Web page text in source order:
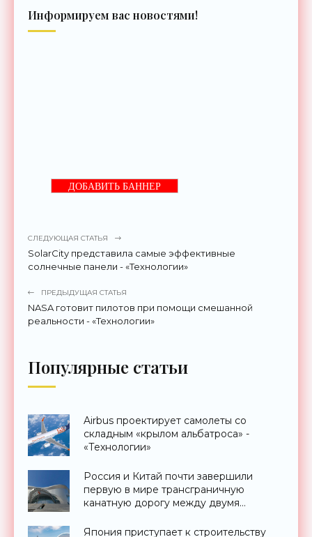
Информируем вас новостями!
ДОБАВИТЬ БАННЕР
СЛЕДУЮЩАЯ СТАТЬЯ
SolarCity представила самые эффективные
солнечные панели - «Технологии»
ПРЕДЫДУЩАЯ СТАТЬЯ
NASA готовит пилотов при помощи смешанной
реальности - «Технологии»
Популярные статьи
Airbus проектирует самолеты со
складным «крылом альбатроса» -
«Технологии»
Россия и Китай почти завершили
первую в мире трансграничную
канатную дорогу между двумя
Япония приступает к строительству